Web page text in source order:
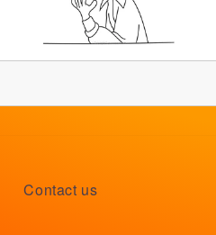
Contact us